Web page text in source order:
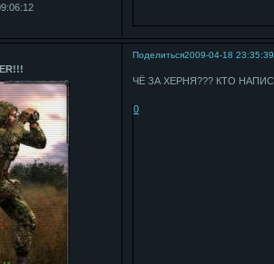
Поделиться2009-04-18 23:35:39
ЧЁ ЗА ХЕРНЯ??? КТО
0